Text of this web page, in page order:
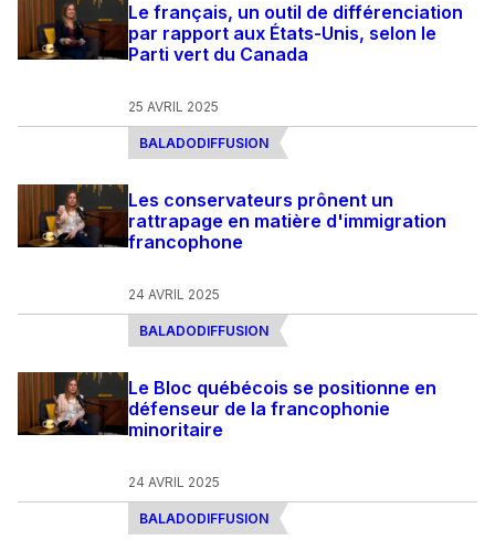
Le français, un outil de différenciation
par rapport aux États-Unis, selon le
Parti vert du Canada
25 AVRIL 2025
BALADODIFFUSION
Les conservateurs prônent un
rattrapage en matière d'immigration
francophone
24 AVRIL 2025
BALADODIFFUSION
Le Bloc québécois se positionne en
défenseur de la francophonie
minoritaire
24 AVRIL 2025
BALADODIFFUSION